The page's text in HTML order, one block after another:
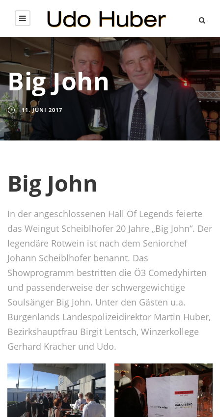
Big John
11. JUNI 2017
Big John
In der angeschlossenen Hall Of Legends feierte
das Weingut Scheiblhofer 20 Jahre „Big John“. Der
legendäre Rotwein ist nach dem Seniorchef
Johann Scheiblhofer benannt. Das
Showprogramm bestritten die Ö3 Comedyhirten
und passenderweise der schwergewichtige
Soulsänger Big John. Unter den Gästen u.a.
Burgenlands Landespolizeidirektor Martin Huber,
Bezirkshauptfrau Birgit Lentsch, Winzerkollege
Gerhard Kracher und Udo.